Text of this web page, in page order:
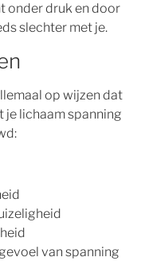
onder druk en door
slechter met je.
op wijzen dat
je lichaam spanning
van spanning